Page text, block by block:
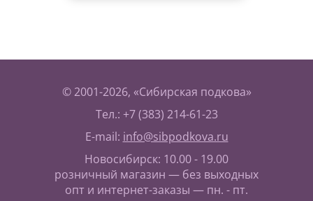
© 2001-2026, «Сибирская подкова»
Тел.: +7 (383) 214-61-23
E-mail: info@sibpodkova.ru
Новосибирск: 10.00 - 19.00
розничный магазин — без выходных
опт и интернет-заказы — пн. - пт.